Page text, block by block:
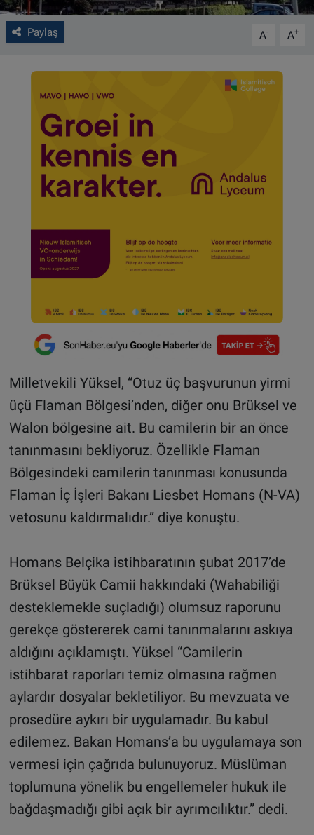
Paylaş A- A+
Milletvekili Yüksel, “Otuz üç başvurunun yirmi
üçü Flaman Bölgesi’nden, diğer onu Brüksel ve
Walon bölgesine ait. Bu camilerin bir an önce
tanınmasını bekliyoruz. Özellikle Flaman
Bölgesindeki camilerin tanınması konusunda
Flaman İç İşleri Bakanı Liesbet Homans (N-VA)
vetosunu kaldırmalıdır.” diye konuştu.
Homans Belçika istihbaratının şubat 2017’de
Brüksel Büyük Camii hakkındaki (Wahabiliği
desteklemekle suçladığı) olumsuz raporunu
gerekçe göstererek cami tanınmalarını askıya
aldığını açıklamıştı. Yüksel “Camilerin
istihbarat raporları temiz olmasına rağmen
aylardır dosyalar bekletiliyor. Bu mevzuata ve
prosedüre aykırı bir uygulamadır. Bu kabul
edilemez. Bakan Homans’a bu uygulamaya son
vermesi için çağrıda bulunuyoruz. Müslüman
toplumuna yönelik bu engellemeler hukuk ile
bağdaşmadığı gibi açık bir ayrımcılıktır.” dedi.
Çerez Politikası